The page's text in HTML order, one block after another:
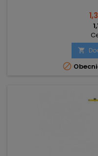

